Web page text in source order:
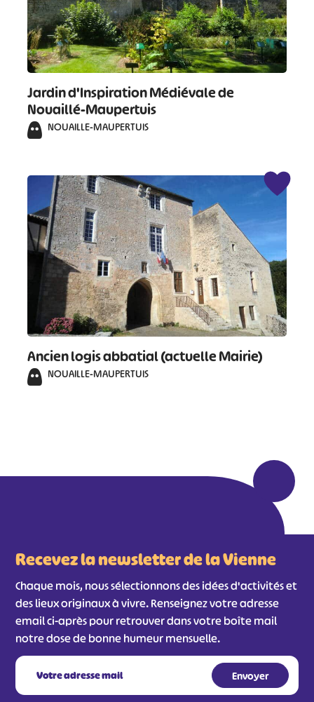
Jardin d'Inspiration Médiévale de
Nouaillé-Maupertuis
NOUAILLE-MAUPERTUIS
Ancien logis abbatial (actuelle Mairie)
NOUAILLE-MAUPERTUIS
Recevez la newsletter de la Vienne
Chaque mois, nous sélectionnons des idées d'activités et
des lieux originaux à vivre. Renseignez votre adresse
email ci-après pour retrouver dans votre boîte mail
notre dose de bonne humeur mensuelle.